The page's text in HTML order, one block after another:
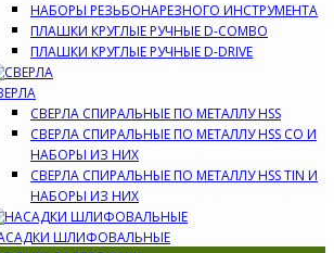
НАБОРЫ РЕЗЬБОНАРЕЗНОГО ИНСТРУМЕНТА
ПЛАШКИ КРУГЛЫЕ РУЧНЫЕ D-COMBO
ПЛАШКИ КРУГЛЫЕ РУЧНЫЕ D-DRIVE
СВЕРЛА СПИРАЛЬНЫЕ ПО МЕТАЛЛУ HSS
СВЕРЛА СПИРАЛЬНЫЕ ПО МЕТАЛЛУ HSS CO И
НАБОРЫ ИЗ НИХ
СВЕРЛА СПИРАЛЬНЫЕ ПО МЕТАЛЛУ HSS TIN И
НАБОРЫ ИЗ НИХ
ШЛИФОВАЛЬНЫЕ